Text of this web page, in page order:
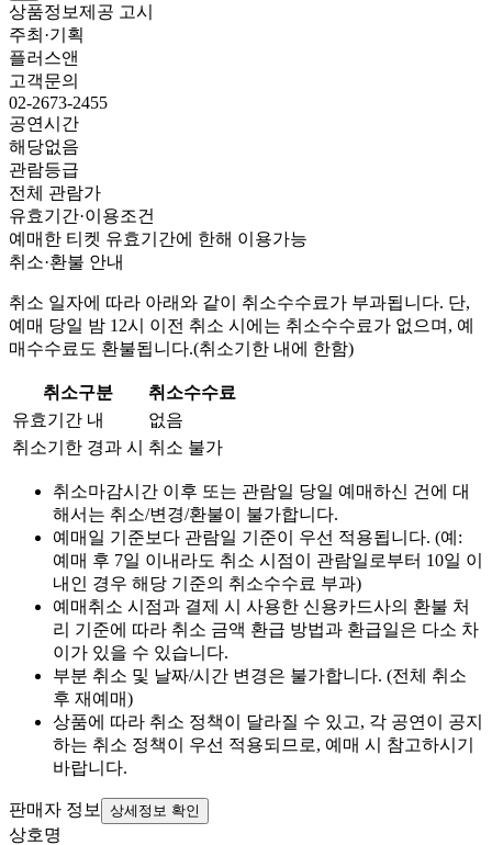
상품정보제공 고시
주최·기획
플러스앤
고객문의
02-2673-2455
공연시간
해당없음
관람등급
전체 관람가
유효기간·이용조건
예매한 티켓 유효기간에 한해 이용가능
취소·환불 안내
취소 일자에 따라 아래와 같이 취소수수료가 부과됩니다. 단,
예매 당일 밤 12시 이전 취소 시에는 취소수수료가 없으며, 예
매수수료도 환불됩니다.(취소기한 내에 한함)
취소구분
취소수수료
유효기간 내
없음
취소기한 경과 시
취소 불가
취소마감시간 이후 또는 관람일 당일 예매하신 건에 대
해서는 취소/변경/환불이 불가합니다.
예매일 기준보다 관람일 기준이 우선 적용됩니다. (예:
예매 후 7일 이내라도 취소 시점이 관람일로부터 10일 이
내인 경우 해당 기준의 취소수수료 부과)
예매취소 시점과 결제 시 사용한 신용카드사의 환불 처
리 기준에 따라 취소 금액 환급 방법과 환급일은 다소 차
이가 있을 수 있습니다.
부분 취소 및 날짜/시간 변경은 불가합니다. (전체 취소
후 재예매)
상품에 따라 취소 정책이 달라질 수 있고, 각 공연이 공지
하는 취소 정책이 우선 적용되므로, 예매 시 참고하시기
바랍니다.
판매자 정보 상세정보 확인
상호명